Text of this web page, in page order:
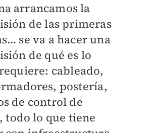
arrancamos la
de las primeras
se va a hacer una
de qué es lo
cableado,
postería,
de control de
todo lo que tiene